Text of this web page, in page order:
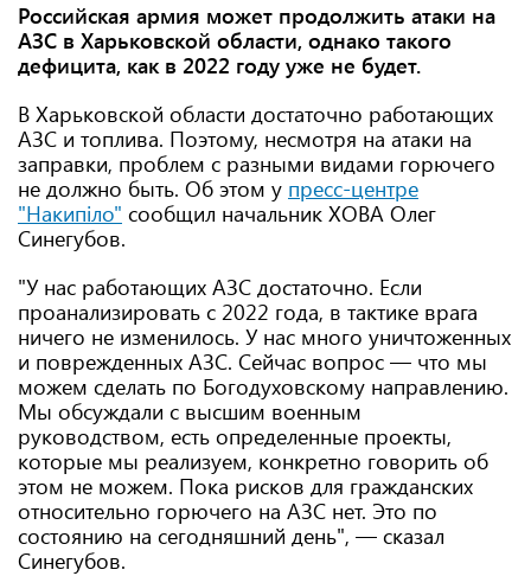
Российская армия может продолжить атаки на
АЗС в Харьковской области, однако такого
дефицита, как в 2022 году уже не будет.
В Харьковской области достаточно работающих
АЗС и топлива. Поэтому, несмотря на атаки на
заправки, проблем с разными видами горючего
не должно быть. Об этом у пресс-центре
"Накипіло" сообщил начальник ХОВА Олег
Синегубов.
"У нас работающих АЗС достаточно. Если
проанализировать с 2022 года, в тактике врага
ничего не изменилось. У нас много уничтоженных
и поврежденных АЗС. Сейчас вопрос — что мы
можем сделать по Богодуховскому направлению.
Мы обсуждали с высшим военным
руководством, есть определенные проекты,
которые мы реализуем, конкретно говорить об
этом не можем. Пока рисков для гражданских
относительно горючего на АЗС нет. Это по
состоянию на сегодняшний день", — сказал
Синегубов.